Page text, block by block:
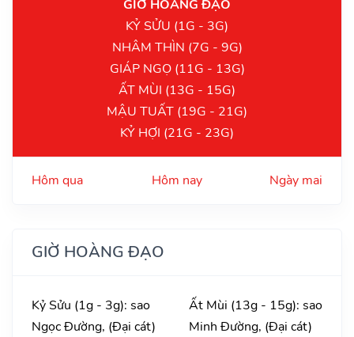
GIỜ HOÀNG ĐẠO
KỶ SỬU (1G - 3G)
NHÂM THÌN (7G - 9G)
GIÁP NGỌ (11G - 13G)
ẤT MÙI (13G - 15G)
MẬU TUẤT (19G - 21G)
KỶ HỢI (21G - 23G)
Hôm qua Hôm nay Ngày mai
GIỜ HOÀNG ĐẠO
Kỷ Sửu (1g - 3g): sao
Ngọc Đường, (Đại cát)
Ất Mùi (13g - 15g): sao
Minh Đường, (Đại cát)